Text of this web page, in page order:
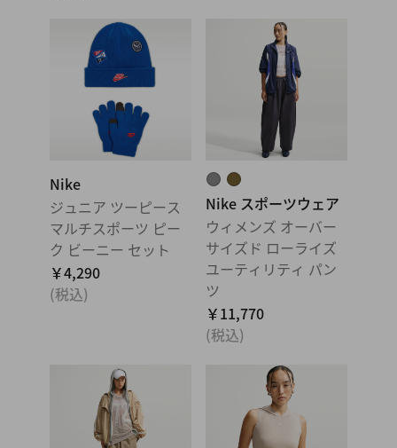
Nike
ジュニア ツーピース
マルチスポーツ ピー
ク ビーニー セット
￥4,290
(税込)
Nike スポーツウェア
ウィメンズ オーバー
サイズド ローライズ
ユーティリティ パン
ツ
￥11,770
(税込)